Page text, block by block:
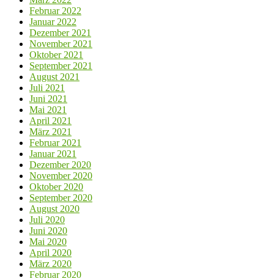
Februar 2022
Januar 2022
Dezember 2021
November 2021
Oktober 2021
September 2021
August 2021
Juli 2021
Juni 2021
Mai 2021
April 2021
März 2021
Februar 2021
Januar 2021
Dezember 2020
November 2020
Oktober 2020
September 2020
August 2020
Juli 2020
Juni 2020
Mai 2020
April 2020
März 2020
Februar 2020